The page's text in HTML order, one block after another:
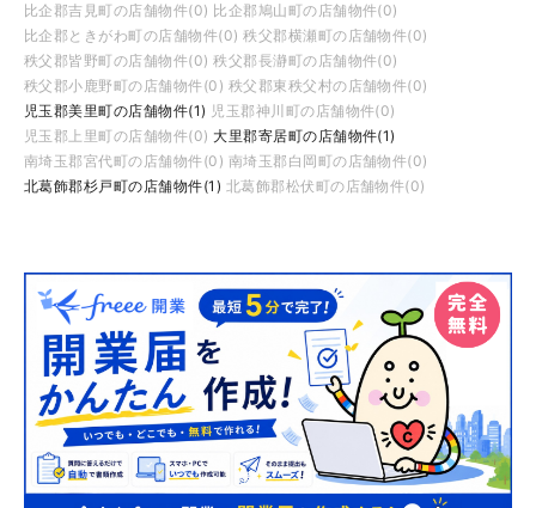
比企郡吉見町の店舗物件(0) 比企郡鳩山町の店舗物件(0)
比企郡ときがわ町の店舗物件(0) 秩父郡横瀬町の店舗物件(0)
秩父郡皆野町の店舗物件(0) 秩父郡長瀞町の店舗物件(0)
秩父郡小鹿野町の店舗物件(0) 秩父郡東秩父村の店舗物件(0)
児玉郡美里町の店舗物件(1) 児玉郡神川町の店舗物件(0)
児玉郡上里町の店舗物件(0) 大里郡寄居町の店舗物件(1)
南埼玉郡宮代町の店舗物件(0) 南埼玉郡白岡町の店舗物件(0)
北葛飾郡杉戸町の店舗物件(1) 北葛飾郡松伏町の店舗物件(0)